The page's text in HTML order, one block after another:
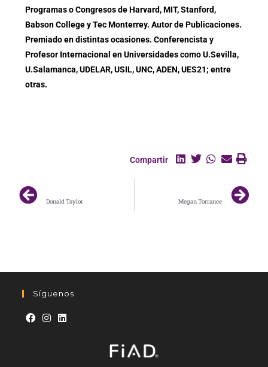
Programas o Congresos de Harvard, MIT, Stanford,
Babson College y Tec Monterrey. Autor de Publicaciones.
Premiado en distintas ocasiones. Conferencista y
Profesor Internacional en Universidades como U.Sevilla,
U.Salamanca, UDELAR, USIL, UNC, ADEN, UES21; entre
otras.
Compartir
Donald Taylor Megan Torrance
Síguenos